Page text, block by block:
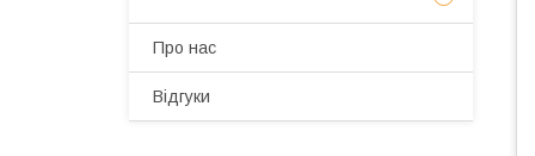
Про нас
Відгуки